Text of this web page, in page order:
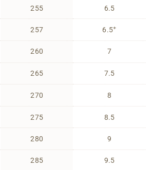
255
257
260
265
270
275
280
285
6.5
6.5+
7
7.5
8
8.5
9
9.5